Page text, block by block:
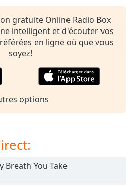
gratuite Online Radio Box
intelligent et d'écouter vos
en ligne où que vous
soyez!
options
Breath You Take